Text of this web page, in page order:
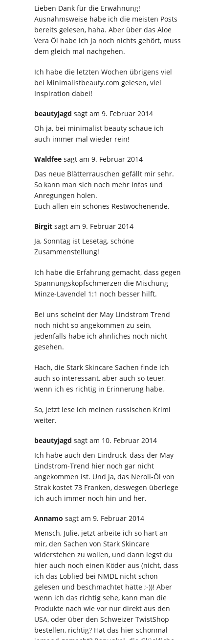
Lieben Dank für die Erwähnung!
Ausnahmsweise habe ich die meisten Posts
bereits gelesen, haha. Aber über das Aloe
Vera Öl habe ich ja noch nichts gehört, muss
dem gleich mal nachgehen.
Ich habe die letzten Wochen übrigens viel
bei Minimalistbeauty.com gelesen, viel
Inspiration dabei!
beautyjagd sagt am 9. Februar 2014
Oh ja, bei minimalist beauty schaue ich
auch immer mal wieder rein!
Waldfee sagt am 9. Februar 2014
Das neue Blätterrauschen gefällt mir sehr.
So kann man sich noch mehr Infos und
Anregungen holen.
Euch allen ein schönes Restwochenende.
Birgit sagt am 9. Februar 2014
Ja, Sonntag ist Lesetag, schöne
Zusammenstellung!
Ich habe die Erfahrung gemacht, dass gegen
Spannungskopfschmerzen die Mischung
Minze-Lavendel 1:1 noch besser hilft.
Bei uns scheint der May Lindstrom Trend
noch nicht so angekommen zu sein,
jedenfalls habe ich ähnliches noch nicht
gesehen.
Hach, die Stark Skincare Sachen finde ich
auch so interessant, aber auch so teuer,
wenn ich es richtig in Erinnerung habe.
So, jetzt lese ich meinen russischen Krimi
weiter.
beautyjagd sagt am 10. Februar 2014
Ich habe auch den Eindruck, dass der May
Lindstrom-Trend hier noch gar nicht
angekommen ist. Und ja, das Neroli-Öl von
Strak kostet 73 Franken, deswegen überlege
ich auch immer noch hin und her.
Annamo sagt am 9. Februar 2014
Mensch, Julie, jetzt arbeite ich so hart an
mir, den Sachen von Stark Skincare
widerstehen zu wollen, und dann legst du
hier auch noch einen Köder aus (nicht, dass
ich das Loblied bei NMDL nicht schon
gelesen und beschmachtet hätte ;-))! Aber
wenn ich das richtig sehe, kann man die
Produkte nach wie vor nur direkt aus den
USA, oder über den Schweizer TwistShop
bestellen, richtig? Hat das hier schonmal